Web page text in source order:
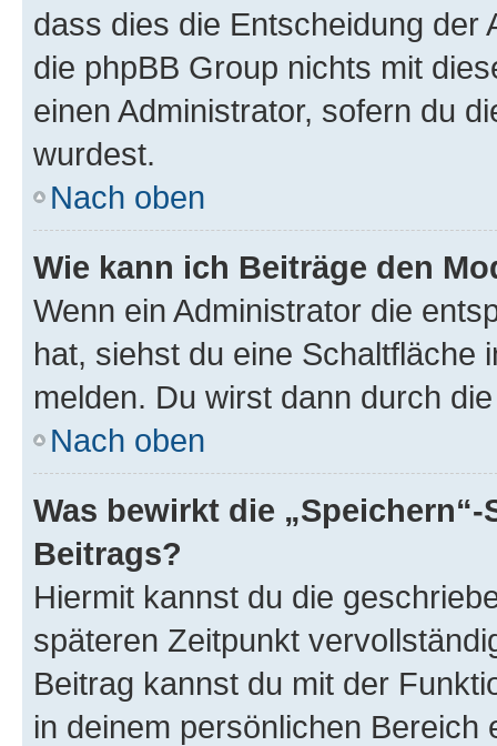
dass dies die Entscheidung der
die phpBB Group nichts mit
einen Administrator, sofern du
wurdest.
Nach oben
Wie kann ich Beiträge den
Wenn ein Administrator die
hat, siehst du eine Schaltfläche
melden. Du wirst dann durch
Nach oben
Was bewirkt die
Beitrags?
Hiermit kannst du die
späteren Zeitpunkt
Beitrag kannst du mit der
in deinem persönlichen Bereich